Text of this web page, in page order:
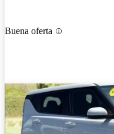
Buena oferta